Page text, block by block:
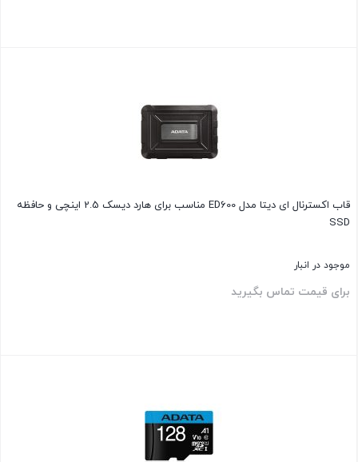
قاب اکسترنال ای دیتا مدل ED600 مناسب برای هارد دیسک 2.5 اینچی و حافظه
SSD
موجود در انبار
برای قیمت تماس بگیرید